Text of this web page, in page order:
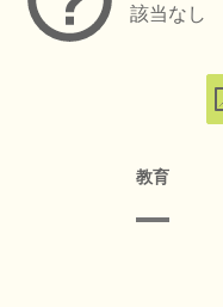
該当なし
教育